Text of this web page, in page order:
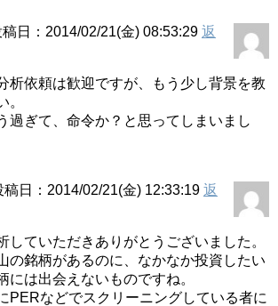
稿日：2014/02/21(金) 08:53:29 返
析依頼は歓迎ですが、もう少し背景を教
。
過ぎて、命令か？と思ってしまいまし
稿日：2014/02/21(金) 12:33:19 返
していただきありがとうございました。
の銘柄があるのに、なかなか投資したい
には出会えないものですね。
PERなどでスクリーニングしている者に